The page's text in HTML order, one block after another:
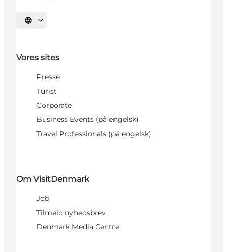
Vælg sprog
Vores sites
Presse
Turist
Corporate
Business Events (på engelsk)
Travel Professionals (på engelsk)
Om VisitDenmark
Job
Tilmeld nyhedsbrev
Denmark Media Centre